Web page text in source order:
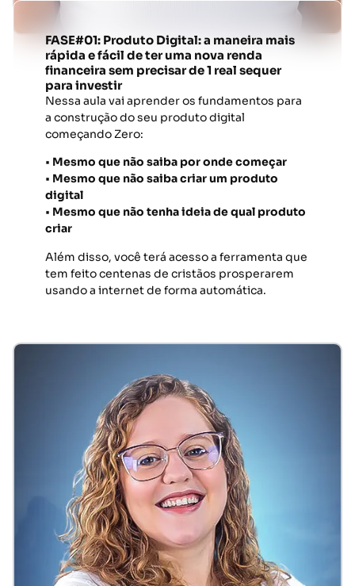
FASE#01: Produto Digital: a maneira mais
rápida e fácil de ter uma nova renda
financeira sem precisar de 1 real sequer
para investir
Nessa aula vai aprender os fundamentos para
a construção do seu produto digital
começando Zero:
• Mesmo que não saiba por onde começar
• Mesmo que não saiba criar um produto
digital
• Mesmo que não tenha ideia de qual produto
criar
Além disso, você terá acesso a ferramenta que
tem feito centenas de cristãos prosperarem
usando a internet de forma automática.